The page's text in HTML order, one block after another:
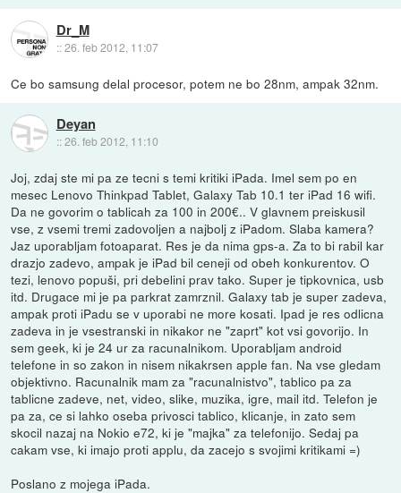
Dr_M
::26. feb 2012, 11:07
Ce bo samsung delal procesor, potem ne bo 28nm, ampak 32nm.
Deyan
::26. feb 2012, 11:10
Joj, zdaj ste mi pa ze tecni s temi kritiki iPada. Imel sem po en
mesec Lenovo Thinkpad Tablet, Galaxy Tab 10.1 ter iPad 16 wifi.
Da ne govorim o tablicah za 100 in 200€.. V glavnem preiskusil
vse, z vsemi tremi zadovoljen a najbolj z iPadom. Slaba kamera?
Jaz uporabljam fotoaparat. Res je da nima gps-a. Za to bi rabil kar
drazjo zadevo, ampak je iPad bil ceneji od obeh konkurentov. O
tezi, lenovo popuši, pri debelini prav tako. Super je tipkovnica, usb
itd. Drugace mi je pa parkrat zamrznil. Galaxy tab je super zadeva,
ampak proti iPadu se v uporabi ne more kosati. Ipad je res odlicna
zadeva in je vsestranski in nikakor ne "zaprt" kot vsi govorijo. In
sem geek, ki je 24 ur za racunalnikom. Uporabljam android
telefone in so zakon in nisem nikakrsen apple fan. Na vse gledam
objektivno. Racunalnik mam za "racunalnistvo", tablico pa za
tablicne zadeve, net, video, slike, muzika, igre, mail itd. Telefon je
pa za, ce si lahko oseba privosci tablico, klicanje, in zato sem
skocil nazaj na Nokio e72, ki je "majka" za telefonijo. Sedaj pa
cakam vse, ki imajo proti applu, da zacejo s svojimi kritikami =)
Poslano z mojega iPada.